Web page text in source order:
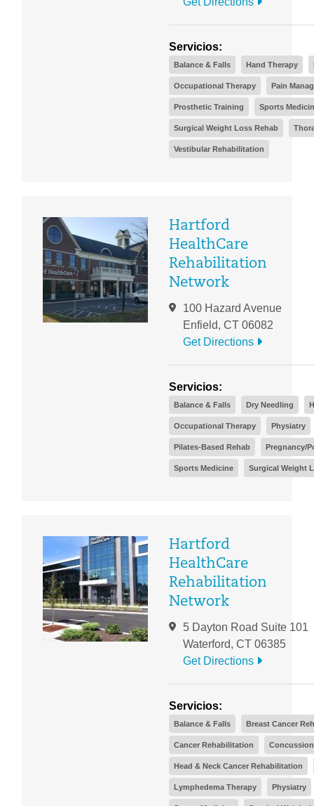
Servicios:
Balance & Falls Hand Therapy
Occupational Therapy Pain
Prosthetic Training Sports
Surgical Weight Loss Rehab
Vestibular Rehabilitation
Hartford
HealthCare
Rehabilitation
Network
100 Hazard Avenue
Enfield, CT 06082
Get Directions
Servicios:
Balance & Falls Dry Needling
Occupational Therapy Physiatry
Pilates-Based Rehab Pregnancy/
Sports Medicine Surgical Weight
Hartford
HealthCare
Rehabilitation
Network
5 Dayton Road Suite 101
Waterford, CT 06385
Get Directions
Servicios:
Balance & Falls Breast Cancer
Cancer Rehabilitation Concussion
Head & Neck Cancer Rehabilitation
Lymphedema Therapy Physiatry